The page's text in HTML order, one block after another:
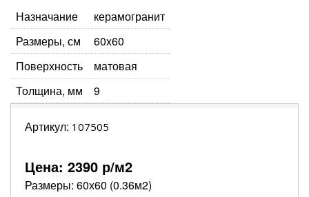
Назначание
керамогранит
Размеры, см
60x60
Поверхность
матовая
Толщина, мм
9
Артикул: 107505
Цена: 2390 р/м2
Размеры: 60х60 (0.36м2)